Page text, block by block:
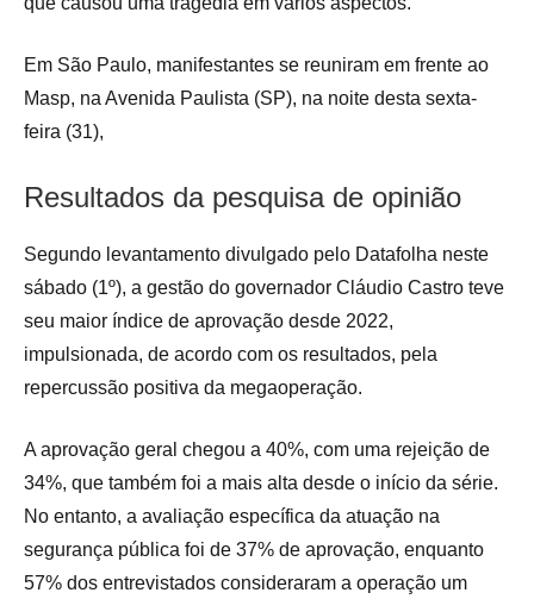
Em São Paulo, manifestantes se reuniram em frente ao
Masp, na Avenida Paulista (SP), na noite desta sexta-
feira (31),
Resultados da pesquisa de opinião
Segundo levantamento divulgado pelo Datafolha neste
sábado (1º), a gestão do governador Cláudio Castro teve
seu maior índice de aprovação desde 2022,
impulsionada, de acordo com os resultados, pela
repercussão positiva da megaoperação.
A aprovação geral chegou a 40%, com uma rejeição de
34%, que também foi a mais alta desde o início da série.
No entanto, a avaliação específica da atuação na
segurança pública foi de 37% de aprovação, enquanto
57% dos entrevistados consideraram a operação um